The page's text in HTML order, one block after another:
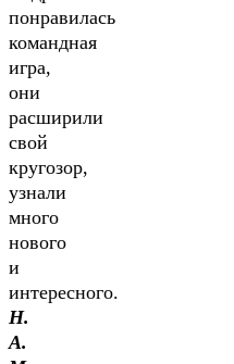
понравилась
командная
игра,
они
расширили
свой
кругозор,
узнали
много
нового
и
интересного.
Н.
А.